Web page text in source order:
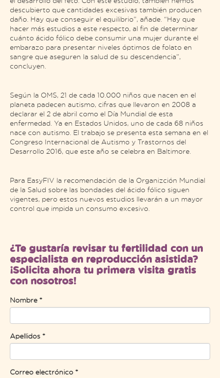
descubierto que cantidades excesivas también producen
daño. Hay que conseguir el equilibrio”, añade. “Hay que
hacer más estudios a este respecto, al fin de determinar
cuánto ácido fólico debe consumir una mujer durante el
embarazo para presentar niveles óptimos de folato en
sangre que aseguren la salud de su descendencia”,
concluyen.
Según la OMS, 21 de cada 10.000 niños que nacen en el
planeta padecen autismo, cifras que llevaron en 2008 a
declarar el 2 de abril como el Día Mundial de esta
enfermedad. Ya en Estados Unidos, uno de cada 68 niños
nace con autismo. El trabajo se presenta esta semana en el
Congreso Internacional de Autismo y Trastornos del
Desarrollo 2016, que este año se celebra en Baltimore.
Para EasyFIV la recomendación de la Organizción Mundial
de la Salud sobre las bondades del ácido fólico siguen
vigentes, pero estos nuevos estudios llevarán a un mayor
control que impida un consumo excesivo.
¿Te gustaría revisar tu fertilidad con un
especialista en reproducción asistida?
¡Solicita ahora tu primera visita gratis
con nosotros!
Nombre *
Apellidos *
Correo electrónico *